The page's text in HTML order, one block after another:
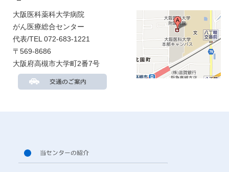
大阪医科薬科大学病院
がん医療総合センター
代表/TEL 072-683-1221
〒569-8686
大阪府高槻市大学町2番7号